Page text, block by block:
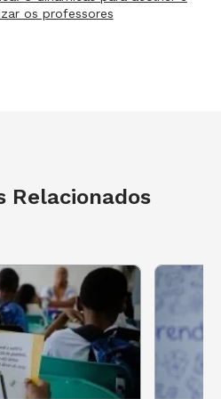
pontos e 15 estados
de aprendizagem entre
mais alto e
destaca novamente com
os professores
Relacionados